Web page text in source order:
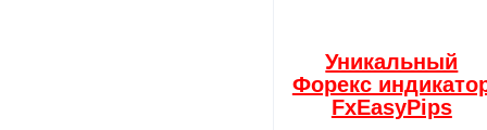
Уникальный
Форекс
FxEasyPips